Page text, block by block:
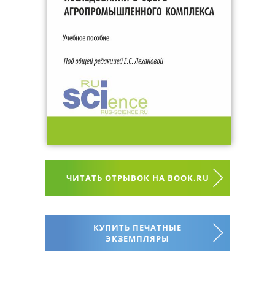
ЧИТАТЬ ОТРЫВОК НА BOOK.RU
КУПИТЬ ПЕЧАТНЫЕ
ЭКЗЕМПЛЯРЫ